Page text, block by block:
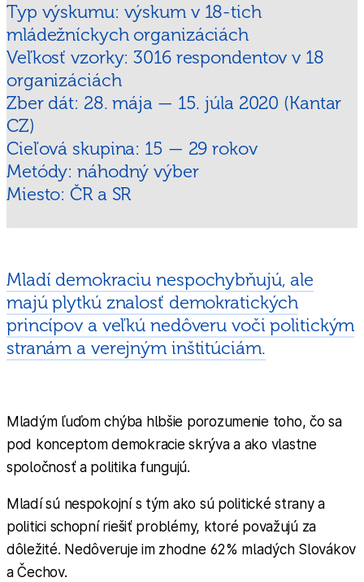
Typ výskumu: výskum v 18-tich
mládežníckych organizáciách
Veľkosť vzorky: 3016 respondentov v 18
organizáciách
Zber dát: 28. mája — 15. júla 2020 (Kantar
CZ)
Cieľová skupina: 15 — 29 rokov
Metódy: náhodný výber
Miesto: ČR a SR
Mladí demokraciu nespochybňujú, ale
majú plytkú znalosť demokratických
princípov a veľkú nedôveru voči politickým
stranám a verejným inštitúciám.
Mladým ľuďom chýba hlbšie porozumenie toho, čo sa
pod konceptom demokracie skrýva a ako vlastne
spoločnosť a politika fungujú.
Mladí sú nespokojní s tým ako sú politické strany a
politici schopní riešiť problémy, ktoré považujú za
dôležité. Nedôveruje im zhodne 62% mladých Slovákov
a Čechov.